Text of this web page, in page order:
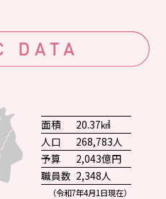
面積
20.37㎢
人口
268,783人
予算
2,043億円
職員数 2,348人
（令和7年4月1日現在）